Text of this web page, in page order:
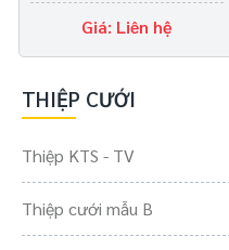
THIỆP CƯỚI
Thiệp KTS - TV
Thiệp cưới mẫu B
Giá: Liên hệ